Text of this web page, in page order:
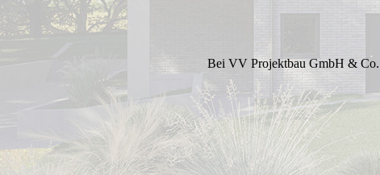
Bei VV Projektbau GmbH & Co.